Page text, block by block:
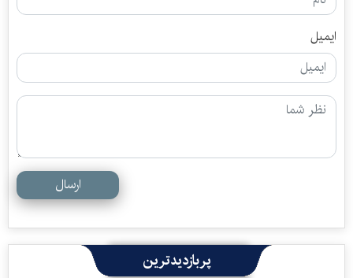
ایمیل
ارسال
پربازدیدترین